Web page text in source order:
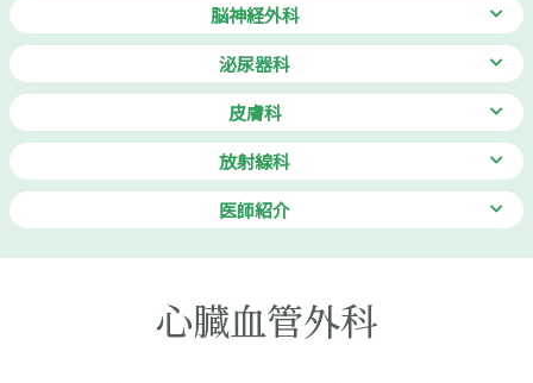
脳神経外科
泌尿器科
皮膚科
放射線科
医師紹介
心臓血管外科